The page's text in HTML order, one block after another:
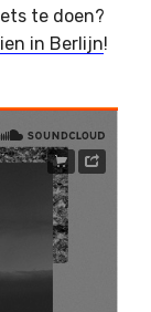
te doen?
in Berlijn!